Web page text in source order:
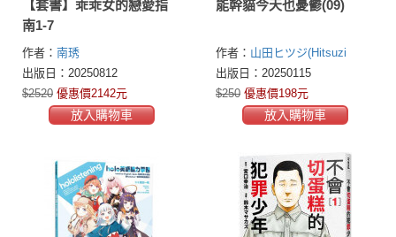
【套書】乖乖女的戀愛指
南1-7
作者： 南琇
出版日：20250812
$2520 優惠價2142元
放入購物車
能幹貓今天也憂鬱(09)
作者： 山田ヒツジ(Hitsuzi
Yamada)
出版日：20250115
$250 優惠價198元
放入購物車